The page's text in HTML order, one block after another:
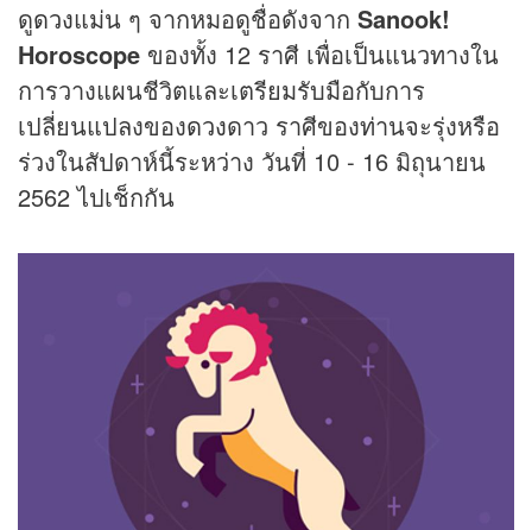
ดูดวงแม่น ๆ จากหมอดูชื่อดังจาก Sanook!
Horoscope ของทั้ง 12 ราศี เพื่อเป็นแนวทางใน
การวางแผนชีวิตและเตรียมรับมือกับการ
เปลี่ยนแปลงของดวงดาว ราศีของท่านจะรุ่งหรือ
ร่วงในสัปดาห์นี้ระหว่าง วันที่ 10 - 16 มิถุนายน
2562 ไปเช็กกัน